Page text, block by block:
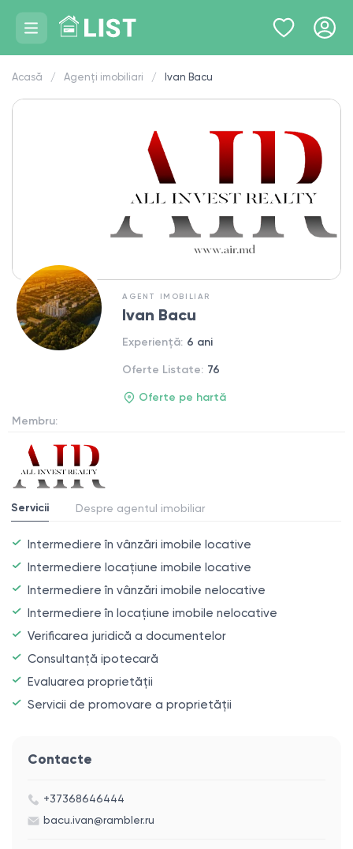
Acasă Agenți imobiliari Ivan Bacu
AGENT IMOBILIAR
Ivan Bacu
Experiență: 6 ani
Oferte Listate: 76
Oferte pe hartă
Membru:
Servicii Despre agentul imobiliar
Intermediere în vânzări imobile locative
Intermediere locațiune imobile locative
Intermediere în vânzări imobile nelocative
Intermediere în locațiune imobile nelocative
Verificarea juridică a documentelor
Consultanță ipotecară
Evaluarea proprietății
Servicii de promovare a proprietății
Contacte
+37368646444
bacu.ivan@rambler.ru